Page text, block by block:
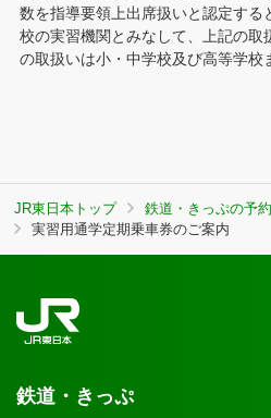
数を指導要領上出席扱いと認定する
校の実習機関とみなして、上記の取
の取扱いは小・中学校及び高等学校
JR東日本トップ
鉄道・きっぷの予約
実習用通学定期乗車券のご案内
鉄道・きっぷ